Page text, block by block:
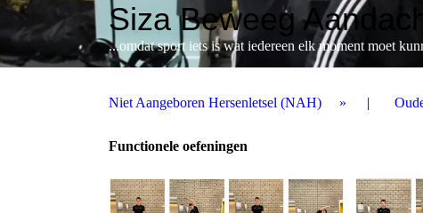
Siza Beweeg
...omdat sport iets is wat iedereen elk moment moet
Niet Aangeboren Hersenletsel (NAH)
Functionele oefeningen